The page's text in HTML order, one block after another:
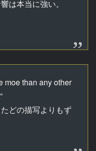
は本当に強い。
moe than any other
どの描写よりもず